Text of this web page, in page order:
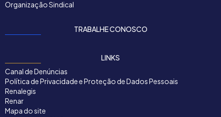
Organização Sindical
TRABALHE CONOSCO
LINKS
Canal de Denúncias
Política de Privacidade e Proteção de Dados Pessoais
Renalegis
Renar
Mapa do site